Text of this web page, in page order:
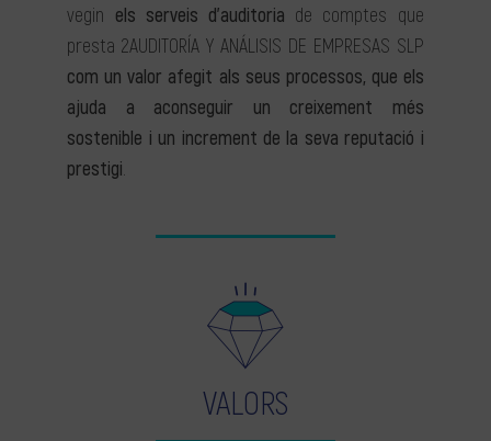
vegin els serveis d’auditoria de comptes que
presta 2AUDITORÍA Y ANÁLISIS DE EMPRESAS SLP
com un valor afegit als seus processos, que els
ajuda a aconseguir un creixement més
sostenible i un increment de la seva reputació i
prestigi.
VALORS